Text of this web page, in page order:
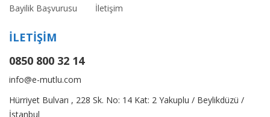
Bayilik Başvurusu
İletişim
İLETİŞİM
0850 800 32 14
info@e-mutlu.com
Hürriyet Bulvarı , 228 Sk. No: 14 Kat: 2 Yakuplu / Beylikdüzü /
İstanbul